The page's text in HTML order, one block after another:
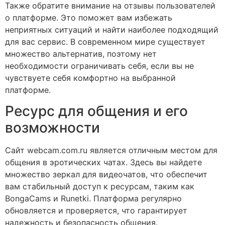
Также обратите внимание на отзывы пользователей
о платформе. Это поможет вам избежать
неприятных ситуаций и найти наиболее подходящий
для вас сервис. В современном мире существует
множество альтернатив, поэтому нет
необходимости ограничивать себя, если вы не
чувствуете себя комфортно на выбранной
платформе.
Ресурс для общения и его
возможности
Сайт webcam.com.ru является отличным местом для
общения в эротических чатах. Здесь вы найдете
множество зеркал для видеочатов, что обеспечит
вам стабильный доступ к ресурсам, таким как
BongaCams и Runetki. Платформа регулярно
обновляется и проверяется, что гарантирует
надежность и безопасность общения.